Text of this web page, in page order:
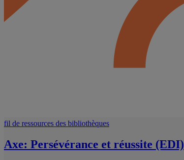
fil de ressources des bibliothèques
Axe: Persévérance et réussite (EDI)